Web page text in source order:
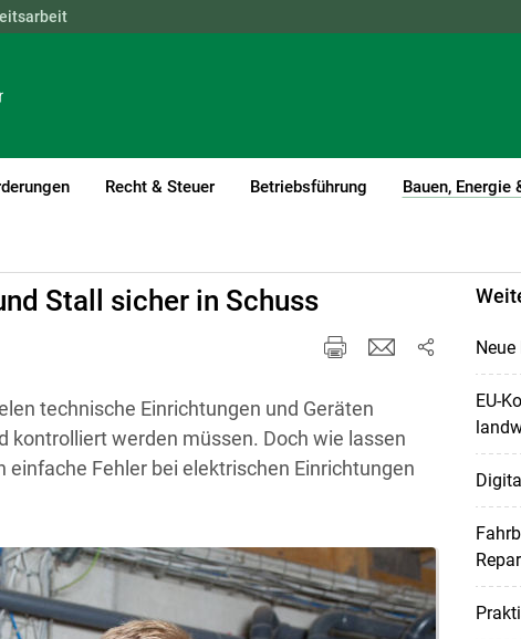
NÖ OÖ
Recht & Steuer Betriebsführung Bauen, Energie
Stall sicher in Schuss
technische Einrichtungen und Geräten
werden müssen. Doch wie lassen
Fehler bei elektrischen Einrichtungen
EU-